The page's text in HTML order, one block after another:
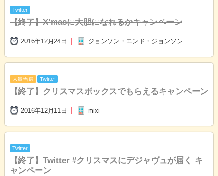
Twitter
【終了】X’masに大胆になれるかキャンペーン
2016年12月24日 ジョンソン・エンド・ジョンソン
大量当選 Twitter
【終了】クリスマスボックスでもらえるキャンペーン
2016年12月11日 mixi
Twitter
【終了】Twitter #クリスマスにデジャヴュが届く キ
ャンペーン